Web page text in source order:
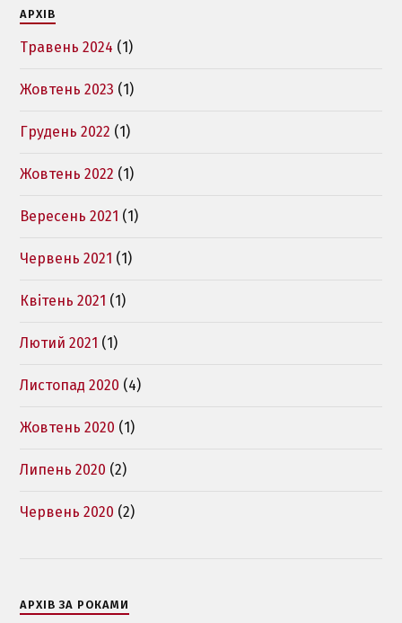
АРХІВ
Травень 2024 (1)
Жовтень 2023 (1)
Грудень 2022 (1)
Жовтень 2022 (1)
Вересень 2021 (1)
Червень 2021 (1)
Квітень 2021 (1)
Лютий 2021 (1)
Листопад 2020 (4)
Жовтень 2020 (1)
Липень 2020 (2)
Червень 2020 (2)
АРХІВ ЗА РОКАМИ